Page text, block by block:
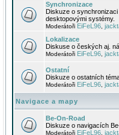
Synchronizace
Diskuze o
desktopovými systémy.
Moderátoři EiFeL96
Lokalizace
Diskuse o českých aj.
Moderátoři EiFeL96
Ostatní
Diskuze o ostatních
Moderátoři EiFeL96
Navigace a mapy
Be-On-Road
Diskuze o navigacích
Moderátoři EiFeL96